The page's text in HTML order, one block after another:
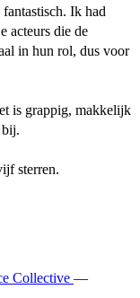
Ik had
acteurs die de
in hun rol, dus voor
is grappig, makkelijk
bij.
sterren.
Collective —